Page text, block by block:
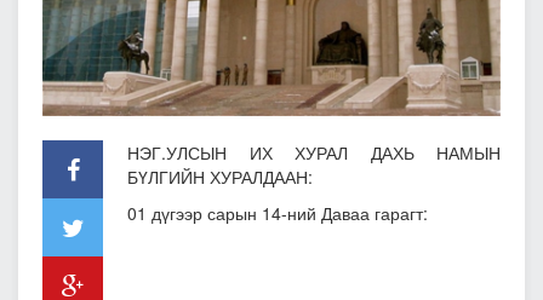
НЭГ.УЛСЫН ИХ ХУРАЛ ДАХЬ НАМЫН
БҮЛГИЙН ХУРАЛДААН:
01 дүгээр сарын 14-ний Даваа гарагт: